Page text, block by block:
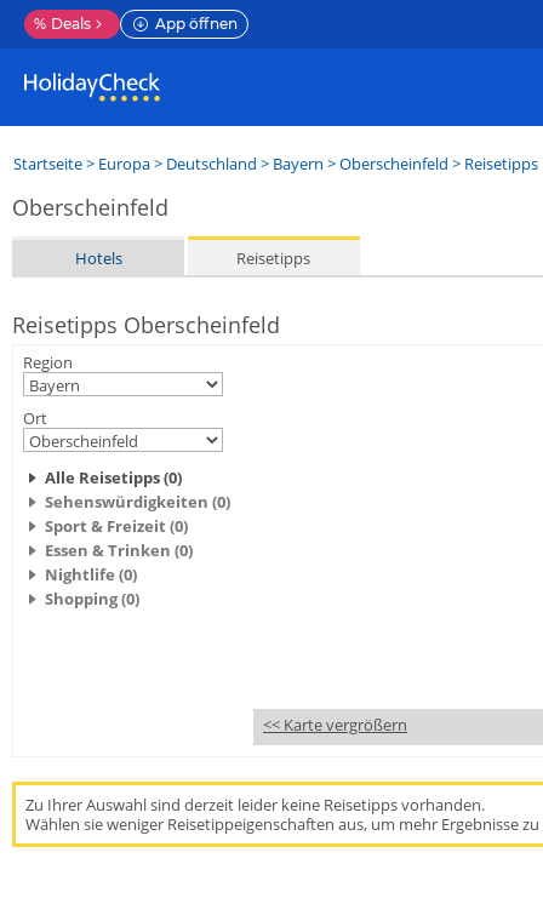
% Deals App öffnen
Startseite> Europa> Deutschland > Bayern >Oberscheinfeld > Reisetipps
Oberscheinfeld
Hotels Reisetipps
Reisetipps Oberscheinfeld
Region
Ort
Alle Reisetipps (0)
Sehenswürdigkeiten (0)
Sport & Freizeit (0)
Essen & Trinken (0)
Nightlife (0)
Shopping (0)
<< Karte vergrößern
Zu Ihrer Auswahl sind derzeit leider keine Reisetipps vorhanden.
Wählen sie weniger Reisetippeigenschaften aus, um mehr Ergebnisse